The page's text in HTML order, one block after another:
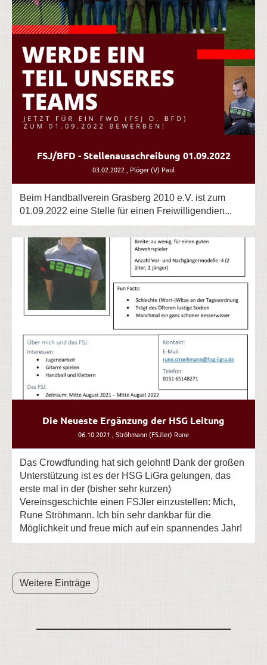
FSJ/BFD - Stellenausschreibung 01.09.2022
03.02.2022 , Plöger (V) Paul
Beim Handballverein Grasberg 2010 e.V. ist zum
01.09.2022 eine Stelle für einen Freiwilligendien...
Die Neueste Ergänzung der HSG Leitung
06.10.2021 , Ströhmann (FSJler) Rune
Das Crowdfunding hat sich gelohnt! Dank der großen
Unterstützung ist es der HSG LiGra gelungen, das
erste mal in der (bisher sehr kurzen)
Vereinsgeschichte einen FSJler einzustellen: Mich,
Rune Ströhmann. Ich bin sehr dankbar für die
Möglichkeit und freue mich auf ein spannendes Jahr!
Weitere Einträge